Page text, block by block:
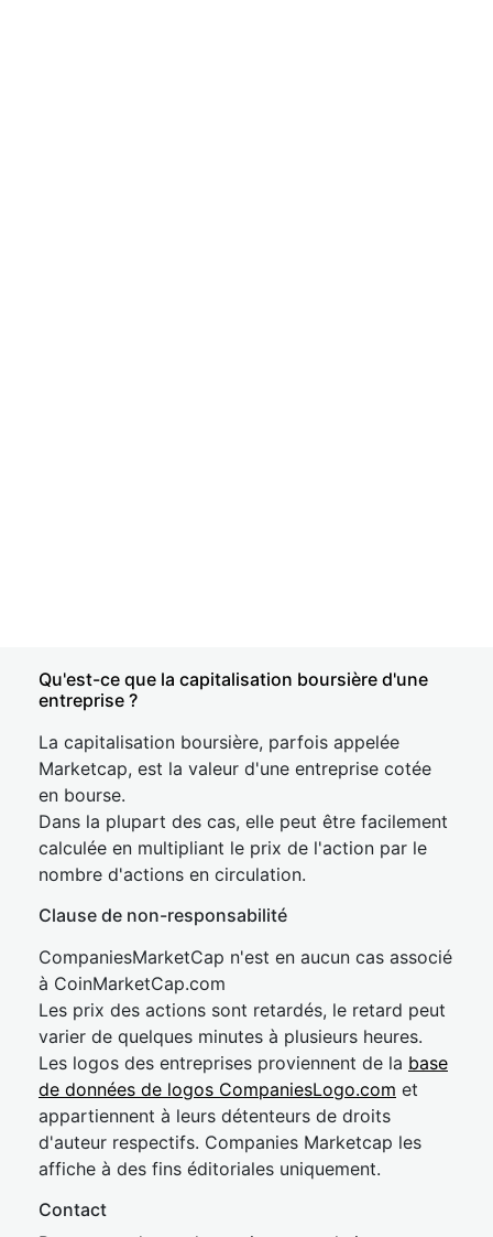
Qu'est-ce que la capitalisation boursière d'une
entreprise ?
La capitalisation boursière, parfois appelée
Marketcap, est la valeur d'une entreprise cotée
en bourse.
Dans la plupart des cas, elle peut être facilement
calculée en multipliant le prix de l'action par le
nombre d'actions en circulation.
Clause de non-responsabilité
CompaniesMarketCap n'est en aucun cas associé
à CoinMarketCap.com
Les prix des actions sont retardés, le retard peut
varier de quelques minutes à plusieurs heures.
Les logos des entreprises proviennent de la base
de données de logos CompaniesLogo.com et
appartiennent à leurs détenteurs de droits
d'auteur respectifs. Companies Marketcap les
affiche à des fins éditoriales uniquement.
Contact